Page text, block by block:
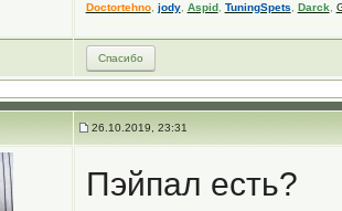
Doctortehno, jody, Aspid, TuningSpets Darck
Спасибо
26.10.2019, 23:31
Пэйпал есть?